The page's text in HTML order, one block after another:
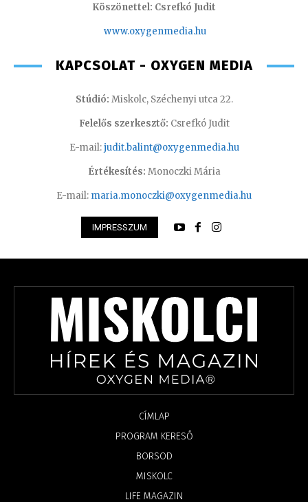
Köszönettel: Csrefkó Judit
www.oxygenmedia.hu
KAPCSOLAT - OXYGEN MEDIA
Stúdió: Miskolc, Széchenyi utca 22.
Felelős szerkesztő: Csrefkó Judit
E-mail:judit.balint@oxygenmedia.hu
Értékesítés: Monoczki Mária
E-mail: maria.monoczki@oxygenmedia.hu
IMPRESSZUM
CÍMLAP
PROGRAM KERESŐ
BORSOD
MISKOLC
LIFE MAGAZIN